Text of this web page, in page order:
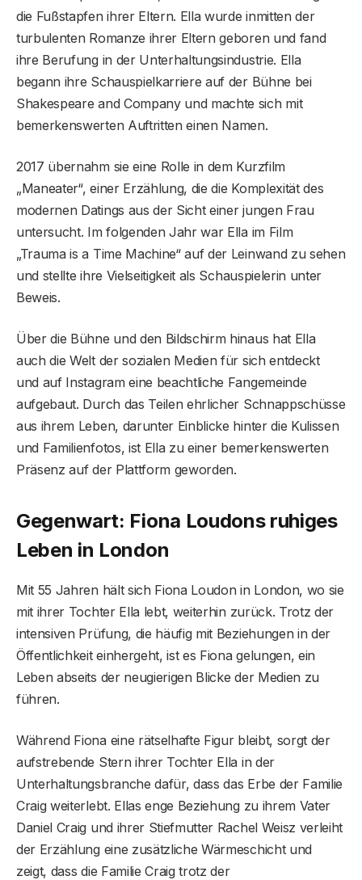
die Fußstapfen ihrer Eltern. Ella wurde inmitten der
turbulenten Romanze ihrer Eltern geboren und fand
ihre Berufung in der Unterhaltungsindustrie. Ella
begann ihre Schauspielkarriere auf der Bühne bei
Shakespeare and Company und machte sich mit
bemerkenswerten Auftritten einen Namen.
2017 übernahm sie eine Rolle in dem Kurzfilm
„Maneater“, einer Erzählung, die die Komplexität des
modernen Datings aus der Sicht einer jungen Frau
untersucht. Im folgenden Jahr war Ella im Film
„Trauma is a Time Machine“ auf der Leinwand zu sehen
und stellte ihre Vielseitigkeit als Schauspielerin unter
Beweis.
Über die Bühne und den Bildschirm hinaus hat Ella
auch die Welt der sozialen Medien für sich entdeckt
und auf Instagram eine beachtliche Fangemeinde
aufgebaut. Durch das Teilen ehrlicher Schnappschüsse
aus ihrem Leben, darunter Einblicke hinter die Kulissen
und Familienfotos, ist Ella zu einer bemerkenswerten
Präsenz auf der Plattform geworden.
Gegenwart: Fiona Loudons ruhiges
Leben in London
Mit 55 Jahren hält sich Fiona Loudon in London, wo sie
mit ihrer Tochter Ella lebt, weiterhin zurück. Trotz der
intensiven Prüfung, die häufig mit Beziehungen in der
Öffentlichkeit einhergeht, ist es Fiona gelungen, ein
Leben abseits der neugierigen Blicke der Medien zu
führen.
Während Fiona eine rätselhafte Figur bleibt, sorgt der
aufstrebende Stern ihrer Tochter Ella in der
Unterhaltungsbranche dafür, dass das Erbe der Familie
Craig weiterlebt. Ellas enge Beziehung zu ihrem Vater
Daniel Craig und ihrer Stiefmutter Rachel Weisz verleiht
der Erzählung eine zusätzliche Wärmeschicht und
zeigt, dass die Familie Craig trotz der